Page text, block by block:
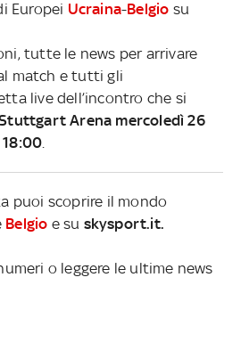
Europei Ucraina-Belgio su
tutte le news per arrivare
match e tutti gli
live dell’incontro che si
Arena mercoledì 26
18:00
puoi scoprire il mondo
Belgio e su skysport.it.
o leggere le ultime news